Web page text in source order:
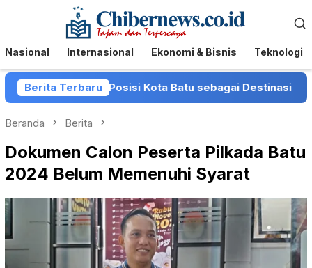
Menu
Mobile
Nasional Internasional Ekonomi & Bisnis Teknologi
Berita Terbaru
Posisi Kota Batu sebagai Destinasi Festival Musik
Beranda Berita
Dokumen Calon Peserta Pilkada Batu
2024 Belum Memenuhi Syarat